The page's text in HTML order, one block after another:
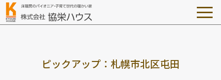
ピックアップ ： 札幌市北区屯田